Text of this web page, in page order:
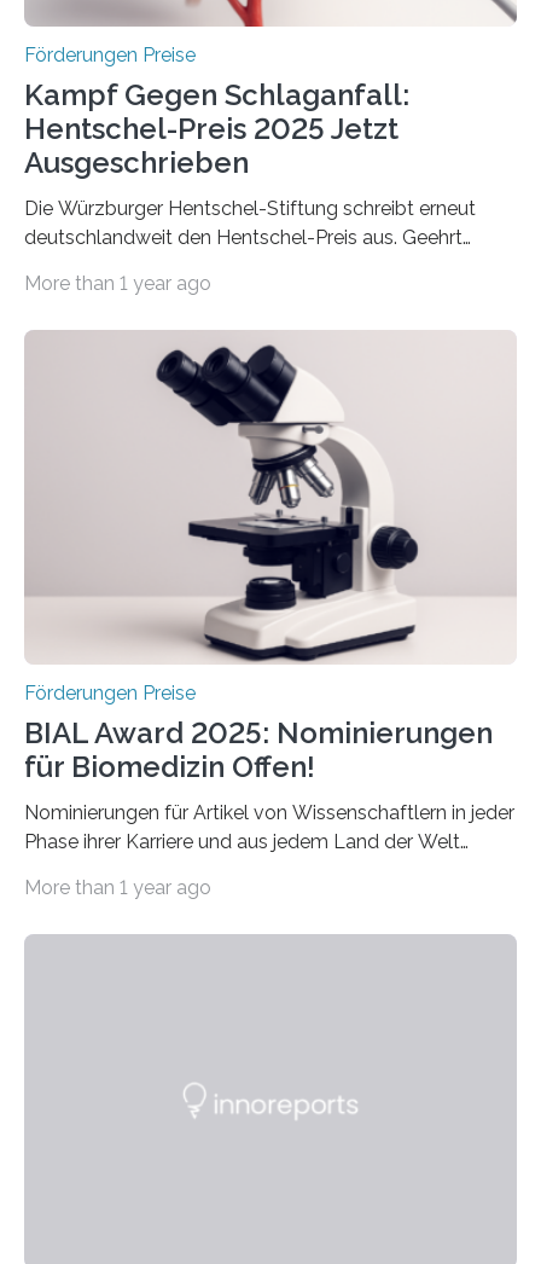
Förderungen Preise
Kampf Gegen Schlaganfall:
Hentschel-Preis 2025 Jetzt
Ausgeschrieben
Die Würzburger Hentschel-Stiftung schreibt erneut
deutschlandweit den Hentschel-Preis aus. Geehrt
hochrangige wissenschaftliche Publikation zum Thema
Schlaganfall“ mit Sitz in Würzburg fördert die
Schlaganfallforschung, um die Behandlung der
Betroffenen zu verbessern. Dazu schreibt sie auch in
diesem Jahr wieder deutschlandweit den Hentschel-
Preis aus. Er richtet sich gezielt an jüngere
Forscherinnen und Forscher unter 40 Jahren. Geehrt
werden soll eine herausragende Doktorarbeit oder eine
hochrangige wissenschaftliche Publikation zum Thema
More than 1 year ago
Förderungen Preise
BIAL Award 2025: Nominierungen
für Biomedizin Offen!
Nominierungen für Artikel von Wissenschaftlern in jeder
Phase ihrer Karriere und aus jedem Land der Welt
Leben gerufen, um die bemerkenswertesten
Foundation, des BIAL Award in Biomedicine ist in
More than 1 year ago